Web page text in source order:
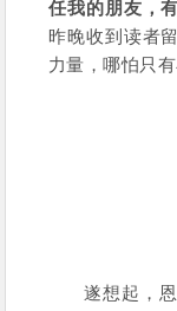
任我的朋友，
昨晚收到读者
力量，哪怕只
遂想起，